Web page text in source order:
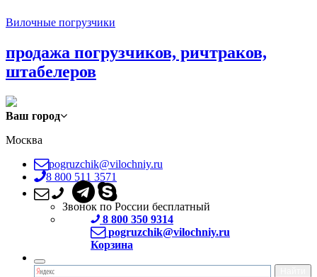
Вилочные погрузчики
продажа погрузчиков, ричтраков,
штабелеров
Ваш город
Москва
pogruzchik@vilochniy.ru
8 800 511 3571
Звонок по России бесплатный
8 800 350 9314
pogruzchik@vilochniy.ru
Корзина